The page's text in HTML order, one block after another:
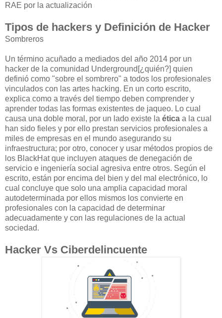
RAE por la actualización
Tipos de hackers y Definición de Hacker
Sombreros
Un término acuñado a mediados del año 2014 por un
hacker de la comunidad Underground[¿quién?] quien
definió como "sobre el sombrero" a todos los profesionales
vinculados con las artes hacking. En un corto escrito,
explica como a través del tiempo deben comprender y
aprender todas las formas existentes de jaqueo. Lo cual
causa una doble moral, por un lado existe la ética a la cual
han sido fieles y por ello prestan servicios profesionales a
miles de empresas en el mundo asegurando su
infraestructura; por otro, conocer y usar métodos propios de
los BlackHat que incluyen ataques de denegación de
servicio e ingeniería social agresiva entre otros. Según el
escrito, están por encima del bien y del mal electrónico, lo
cual concluye que solo una amplia capacidad moral
autodeterminada por ellos mismos los convierte en
profesionales con la capacidad de determinar
adecuadamente y con las regulaciones de la actual
sociedad.
Hacker Vs Ciberdelincuente